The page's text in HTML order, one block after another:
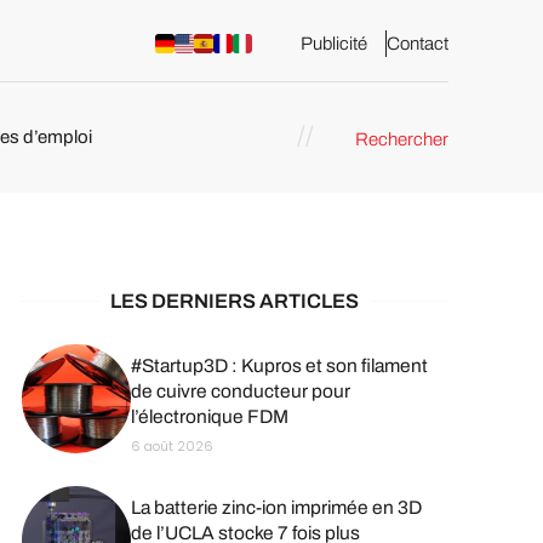
Publicité Contact
d’emploi Rechercher
LES DERNIERS ARTICLES
#Startup3D : Kupros et son filament
de cuivre conducteur pour
l’électronique FDM
6 août 2026
La batterie zinc-ion imprimée en 3D
de l’UCLA stocke 7 fois plus